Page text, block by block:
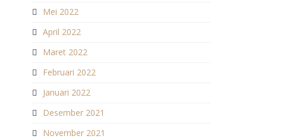
Mei 2022
April 2022
Maret 2022
Februari 2022
Januari 2022
Desember 2021
November 2021